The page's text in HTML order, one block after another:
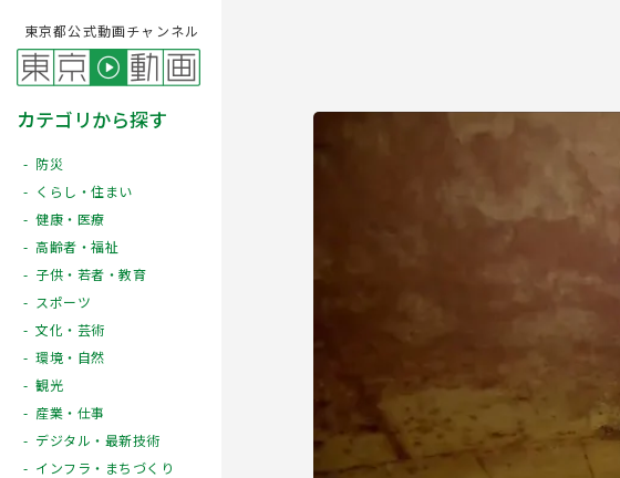
東京都公式動画チャンネル
カテゴリから探す
防災
くらし・住まい
健康・医療
高齢者・福祉
子供・若者・教育
スポーツ
文化・芸術
環境・自然
観光
産業・仕事
デジタル・最新技術
インフラ・まちづくり